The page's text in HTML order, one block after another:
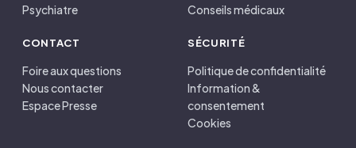
Psychiatre
Conseils médicaux
CONTACT
Foire aux questions
Nous contacter
Espace Presse
SÉCURITÉ
Politique de confidentialité
Information &
consentement
Cookies